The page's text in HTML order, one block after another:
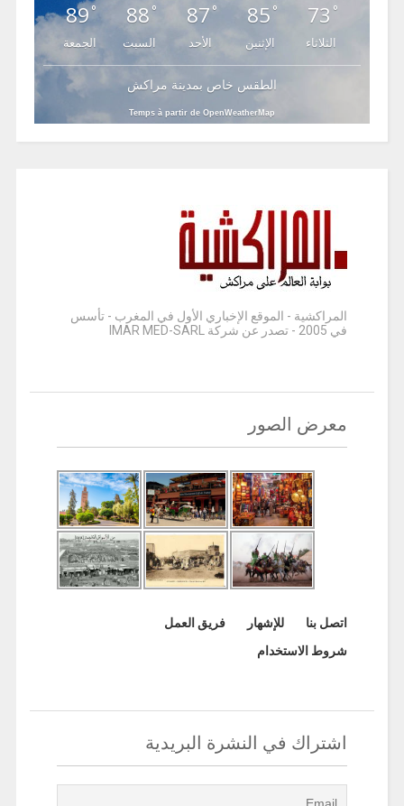
89°
الجمعة
88 °
السبت
87°
الأحد
85 °
الإثنين
73 °
الثلاثاء
الطقس خاص بمدينة مراكش
Temps à partir de OpenWeatherMap
المراكشية - الموقع الإخباري الأول في المغرب - تأسس
في 2005 - تصدر عن شركة IMAR MED-SARL
معرض الصور
اتصل بنا للإشهار
فريق العمل
شروط الاستخدام
اشتراك في النشرة البريدية